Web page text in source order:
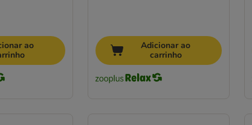
ao
Adicionar ao
carrinho